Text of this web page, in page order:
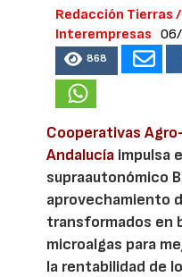
Redacción Tierras /
Interempresas
868
Cooperativas
Andalucía impulsa
supraautonómico
aprovechamiento
transformados en
microalgas para
la rentabilidad de